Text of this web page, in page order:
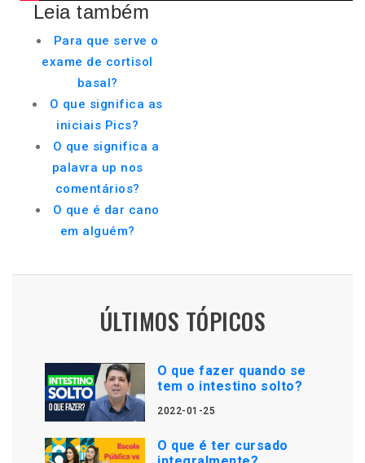
Leia também
Para que serve o
exame de cortisol
basal?
O que significa as
iniciais Pics?
O que significa a
palavra up nos
comentários?
O que é dar cano
em alguém?
ÚLTIMOS TÓPICOS
O que fazer quando se
tem o intestino solto?
2022-01-25
O que é ter cursado